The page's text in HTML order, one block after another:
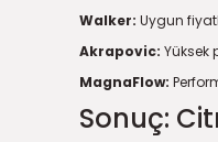
Walker: Uygun
Akrapovic: Yüksek
MagnaFlow:
Sonuç: